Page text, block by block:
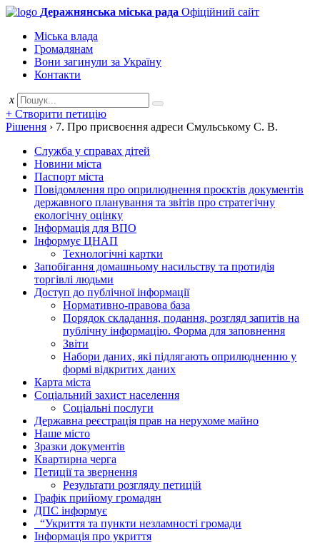
Деражнянська міська рада Офіційний сайт
Міська влада
Громадянам
Вони загинули за Україну
Контакти
x
+ Створити петицію
Рішення › 7. Про присвоєння адреси Смульському С. В.
Служба у справах дітей
Новини міста
Паспорт міста
Повідомлення про оприлюднення проєктів документів
державного планування та звітів про стратегічну
екологічну оцінку
Інформація для ВПО
Інформує ЦНАП
Технологічні картки
Запобігання домашньому насильству та протидія
торгівлі людьми
Доступ до публічної інформації
Нормативно-правова база
Порядок складання, подання, розгляд запитів на
публічну інформацію. Форма для заповнення
Звіти
Набори даних, які підлягають оприлюдненню у
формі відкритих даних
Карта міста
Соціальний захист населення
Соціальні послуги
Державна реєстрація прав на нерухоме майно
Наше місто
Зразки документів
Квартирна черга
Петиції та звернення
Результати розгляду петицій
Графік прийому громадян
ДПС інформує
“Укриття та пункти незламності громади
Інформація про укриття